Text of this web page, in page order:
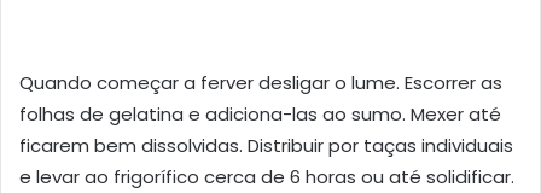
Quando começar a ferver desligar o lume. Escorrer as
folhas de gelatina e adiciona-las ao sumo. Mexer até
ficarem bem dissolvidas. Distribuir por taças individuais
e levar ao frigorífico cerca de 6 horas ou até solidificar.